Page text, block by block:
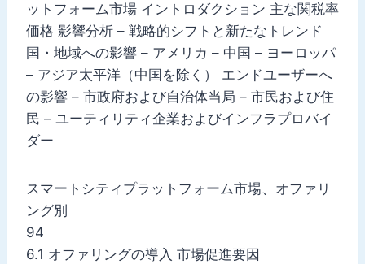
ットフォーム市場 イントロダクション 主な関税率
価格 影響分析 – 戦略的シフトと新たなトレンド
国・地域への影響 – アメリカ – 中国 – ヨーロッパ
– アジア太平洋（中国を除く） エンドユーザーへ
の影響 – 市政府および自治体当局 – 市民および住
民 – ユーティリティ企業およびインフラプロバイ
ダー
スマートシティプラットフォーム市場、オファリ
ング別
94
6.1 オファリングの導入 市場促進要因